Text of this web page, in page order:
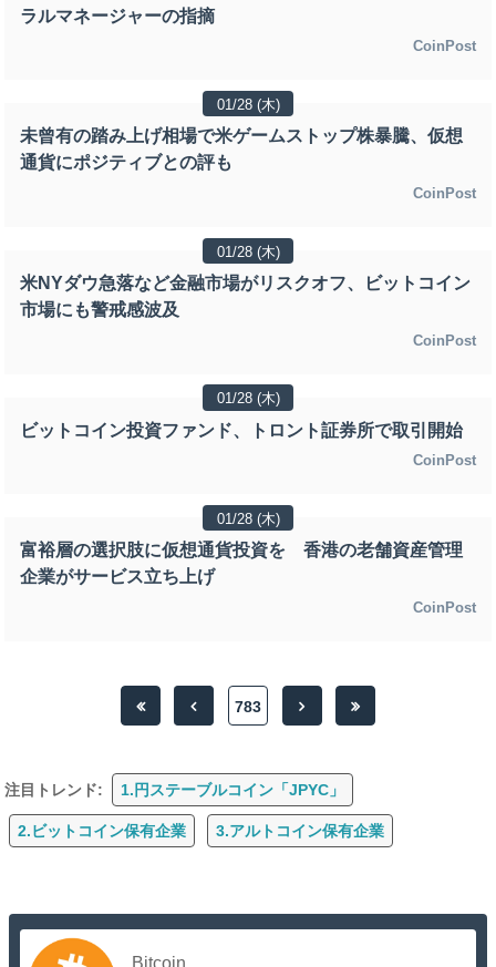
ラルマネージャーの指摘
CoinPost
01/28 (木)
未曾有の踏み上げ相場で米ゲームストップ株暴騰、仮想
通貨にポジティブとの評も
CoinPost
01/28 (木)
米NYダウ急落など金融市場がリスクオフ、ビットコイン
市場にも警戒感波及
CoinPost
01/28 (木)
ビットコイン投資ファンド、トロント証券所で取引開始
CoinPost
01/28 (木)
富裕層の選択肢に仮想通貨投資を 香港の老舗資産管理
企業がサービス立ち上げ
CoinPost
783
注目トレンド: 1.円ステーブルコイン「JPYC」
2.ビットコイン保有企業 3.アルトコイン保有企業
Bitcoin